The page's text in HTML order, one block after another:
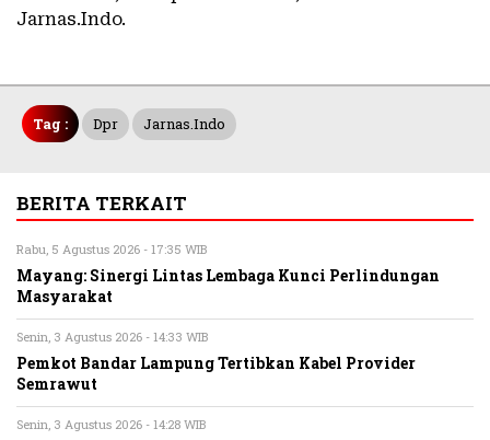
Jarnas.Indo.
Tag : Dpr Jarnas.Indo
BERITA TERKAIT
Rabu, 5 Agustus 2026 - 17:35 WIB
Mayang: Sinergi Lintas Lembaga Kunci Perlindungan
Masyarakat
Senin, 3 Agustus 2026 - 14:33 WIB
Pemkot Bandar Lampung Tertibkan Kabel Provider
Semrawut
Senin, 3 Agustus 2026 - 14:28 WIB